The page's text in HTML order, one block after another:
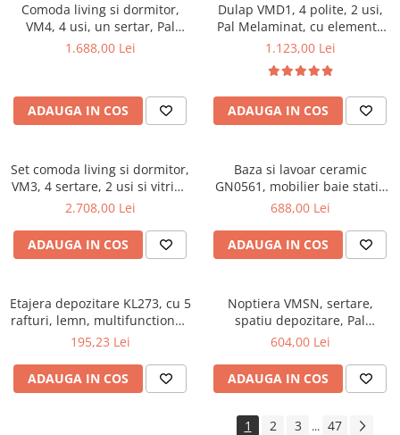
Comoda living si dormitor,
VM4, 4 usi, un sertar, Pal
melaminat, cu insertii MDF,
1.688,00 Lei
ADAUGA IN COS
Dulap VMD1, 4 polite, 2 usi,
Pal Melaminat, cu elemente
din MDF, Nuc
1.123,00 Lei
ADAUGA IN COS
Set comoda living si dormitor,
VM3, 4 sertare, 2 usi si vitrina
suprapozabila VMN4, 2 usi, 2
insertii MDF, Nuc
2.708,00 Lei
ADAUGA IN COS
Baza si lavoar ceramic
GN0561, mobilier baie stativ
50 cm, front MDF, 2 usi, 2
reglabile, alb/antracit
688,00 Lei
ADAUGA IN COS
Etajera depozitare KL273, cu 5
rafturi, lemn, multifunctional,
natur
195,23 Lei
ADAUGA IN COS
Noptiera VMSN, sertare,
spatiu depozitare, Pal
Melaminat, insertii MDF, Nuc
604,00 Lei
ADAUGA IN COS
1 2 3 ... 47